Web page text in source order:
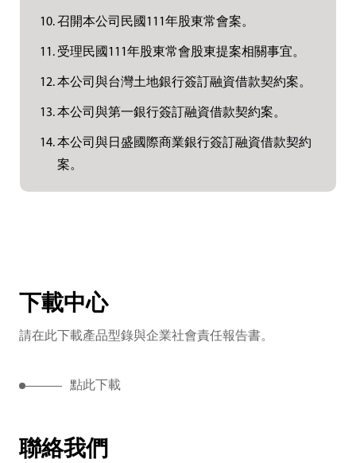
召開本公司民國111年股東常會案。
受理民國111年股東常會股東提案相關事宜。
本公司與台灣土地銀行簽訂融資借款契約案。
本公司與第一銀行簽訂融資借款契約案。
本公司與日盛國際商業銀行簽訂融資借款契約
案。
聯絡我們
下載中心
請在此下載產品型錄與企業社會責任報告書。
點此下載